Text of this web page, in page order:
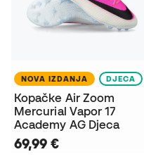
NOVA IZDANJA DJECA
Kopačke Air Zoom
Mercurial Vapor 17
Academy AG Djeca
69,99 €